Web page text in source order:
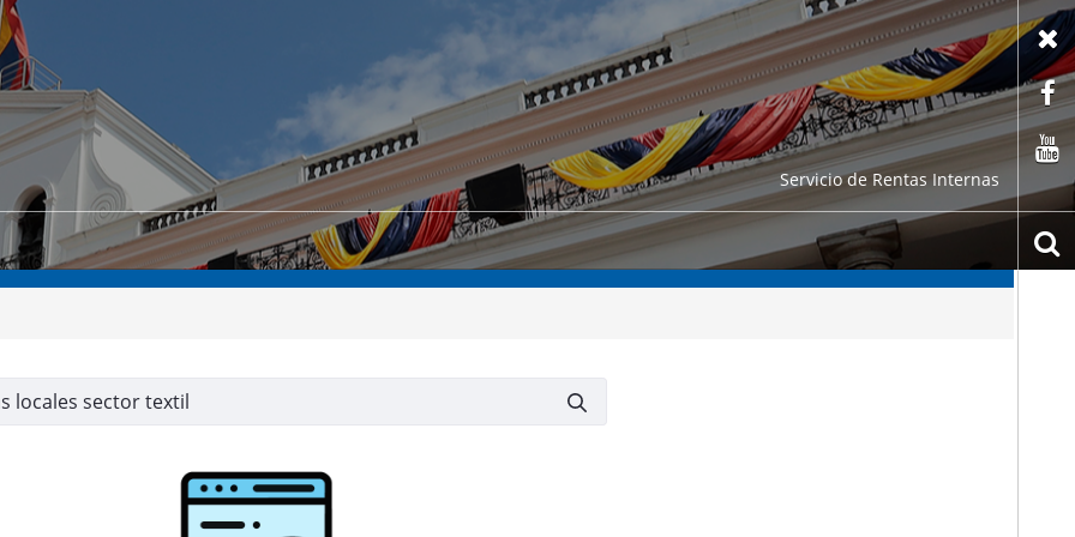
Servicio de Rentas Internas